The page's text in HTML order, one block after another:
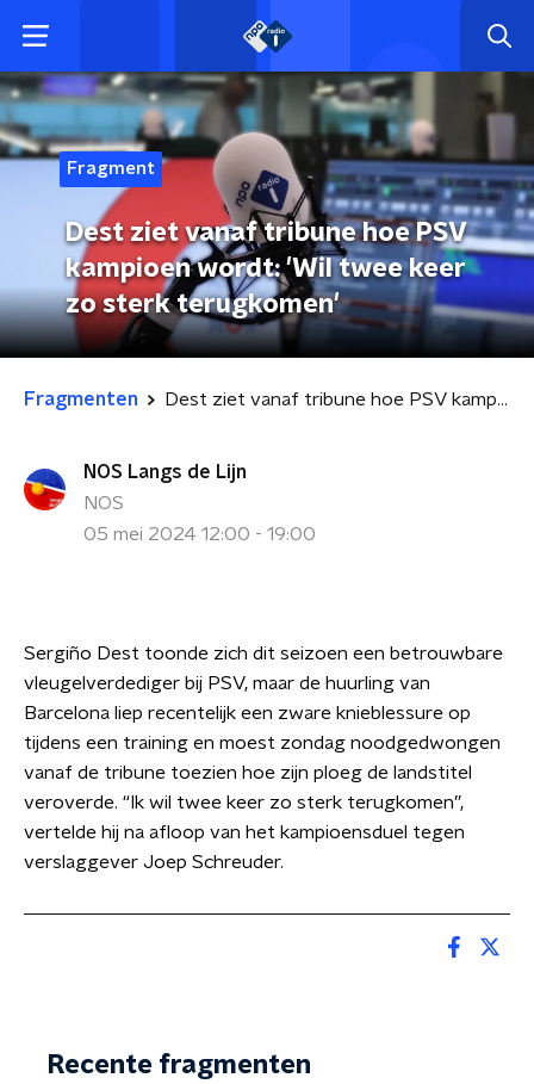
Fragment
Dest ziet vanaf tribune hoe PSV
kampioen wordt: 'Wil twee keer
zo sterk terugkomen'
Fragmenten Dest ziet vanaf tribune hoe PSV kampioen wordt: 'Wil twee keer zo sterk terugkomen'
NOS Langs de Lijn
NOS
05 mei 2024 12:00 - 19:00
Sergiño Dest toonde zich dit seizoen een betrouwbare
vleugelverdediger bij PSV, maar de huurling van
Barcelona liep recentelijk een zware knieblessure op
tijdens een training en moest zondag noodgedwongen
vanaf de tribune toezien hoe zijn ploeg de landstitel
veroverde. “Ik wil twee keer zo sterk terugkomen”,
vertelde hij na afloop van het kampioensduel tegen
verslaggever Joep Schreuder.
Recente fragmenten